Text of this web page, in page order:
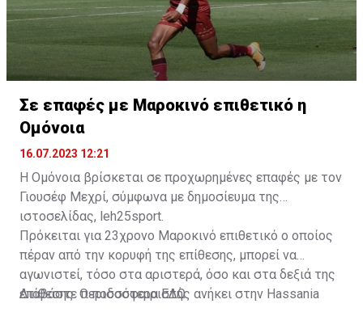
Σε επαφές με Μαροκινό επιθετικό η
Ομόνοια
16.07.2023 12:21
Η Ομόνοια βρίσκεται σε προχωρημένες επαφές με τον
Γιουσέφ Μεχρί, σύμφωνα με δημοσίευμα της
ιστοσελίδας, leh25sport.
Πρόκειται για 23χρονο Μαροκινό επιθετικό ο οποίος
πέραν από την κορυφή της επίθεσης, μπορεί να
αγωνιστεί, τόσο στα αριστερά, όσο και στα δεξιά της
επίθεσης. Ο ποδοσφαιριστής ανήκει στην Hassania
Διαβάστε περισσότεραΕΔΩ.